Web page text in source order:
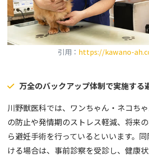
引用： https://kawano-
万全のバックアップ体制で実施する
川野獣医科では、ワンちゃん・ネコち
の防止や発情期のストレス軽減、将来
ら避妊手術を行っているといいます。
ける場合は、事前診察を受診し、健康